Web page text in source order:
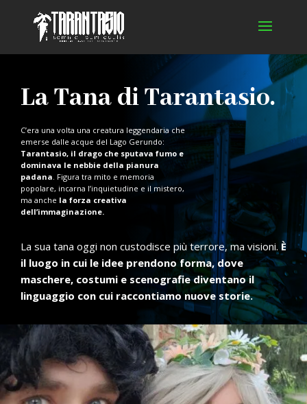
La Tana di Tarantasio.
C’era una volta una creatura leggendaria che
emerse dalle acque del Lago Gerundo:
Tarantasio, il drago che sputava fumo e
dominava le nebbie della pianura
padana. Figura tra mito e memoria
popolare, incarna l’inquietudine e il mistero,
ma anche la forza creativa
dell’immaginazione.
La sua tana oggi non custodisce più terrore, ma visioni.È
il luogo in cui le idee prendono forma, dove
maschere, costumi e scenografie diventano il
linguaggio con cui raccontiamo nuove storie.